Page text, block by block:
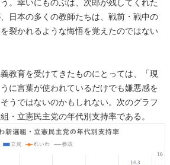
。幸いにものぶは、次郎が残してくれた
日本の多くの教師たちは、戦前・戦中の
裂かれるような悔悟を覚えたのではない
教育を受けてきたものにとっては、「現
に言葉が使われているだけでも嫌悪感を
うではないのかもしれない。次のグラフ
・立憲民主党の年代別支持率である。